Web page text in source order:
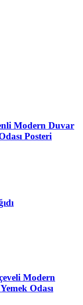
Modern Duvar
Posteri
Modern
Odası